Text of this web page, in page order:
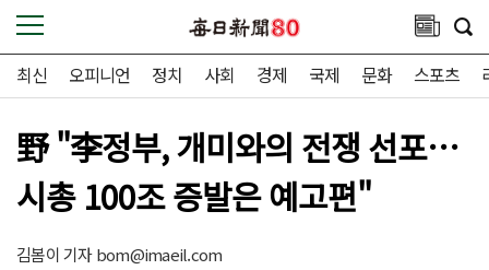
최신 오피니언 정치 사회 경제 국제 문화 스포츠
野 "李정부, 개미와의 전쟁 선포…
시총 100조 증발은 예고편"
김봄이 기자bom@imaeil.com